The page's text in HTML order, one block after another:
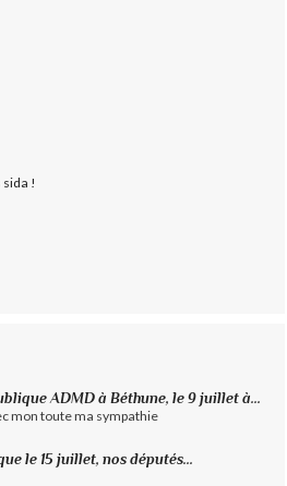
!
ADMD à Béthune, le 9 juillet à...
mon toute ma sympathie
le 15 juillet, nos députés...